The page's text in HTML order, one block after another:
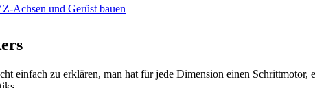
Achsen und Gerüst bauen
einfach zu erklären, man hat für jede Dimension einen Schrittmotor,